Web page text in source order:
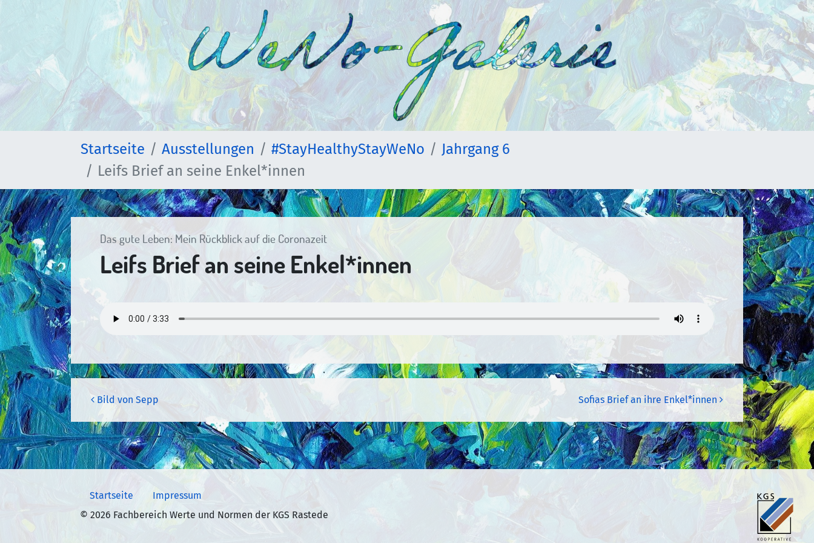
Startseite Ausstellungen #StayHealthyStayWeNo
Jahrgang 6
Leifs Brief an seine Enkel*innen
Das gute Leben: Mein Rückblick auf die Coronazeit
Leifs Brief an seine Enkel*innen
Beitragsnavigation
Bild von Sepp Sofias Brief an ihre Enkel*innen
Startseite
Impressum
© 2026 Fachbereich Werte und Normen der KGS Rastede